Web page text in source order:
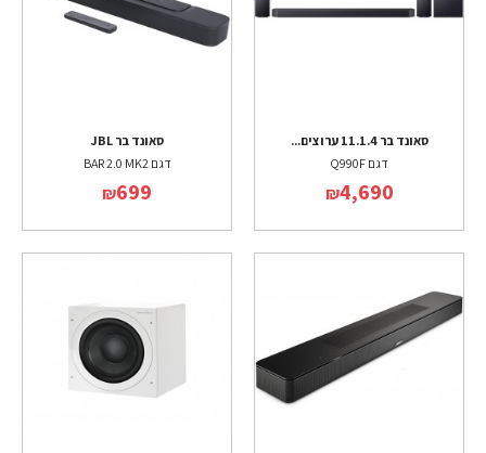
סאונד בר 11.1.4 ערוצים...
דגם Q990F
₪4,690
סאונד בר JBL
דגם BAR 2.0 MK2
₪699